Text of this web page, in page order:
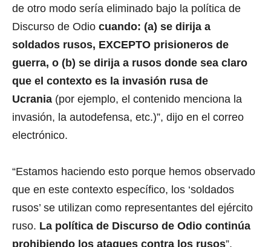
de otro modo sería eliminado bajo la política de
Discurso de Odio cuando: (a) se dirija a
soldados rusos, EXCEPTO prisioneros de
guerra, o (b) se dirija a rusos donde sea claro
que el contexto es la invasión rusa de
Ucrania (por ejemplo, el contenido menciona la
invasión, la autodefensa, etc.)”, dijo en el correo
electrónico.
“Estamos haciendo esto porque hemos observado
que en este contexto específico, los ‘soldados
rusos’ se utilizan como representantes del ejército
ruso. La política de Discurso de Odio continúa
prohibiendo los ataques contra los rusos”,